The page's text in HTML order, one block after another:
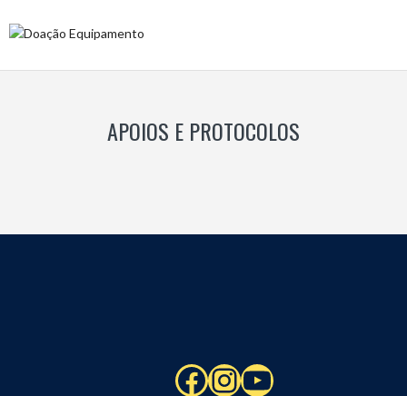
APOIOS E PROTOCOLOS
Facebook
Instagram
YouTube